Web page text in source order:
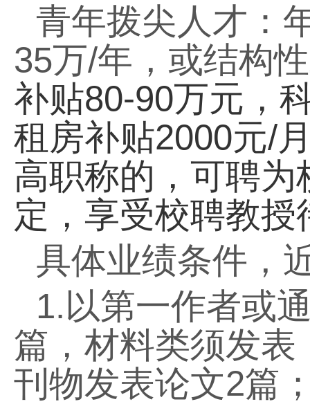
青年拨尖人才：
35万/年，或结构
补贴80-90万元，
租房补贴2000元/
高职称的，可聘
定，享受校聘教授
具体业绩条件，
1.以第一作者或
篇，材料类须发表
刊物发表论文2篇